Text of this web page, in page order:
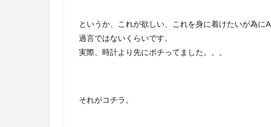
というか、これが欲しい、これを身に着けたいが為に
過言ではないくらいです。
実際、時計より先にポチってました。。。
それがコチラ。